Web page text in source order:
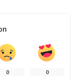
0
0